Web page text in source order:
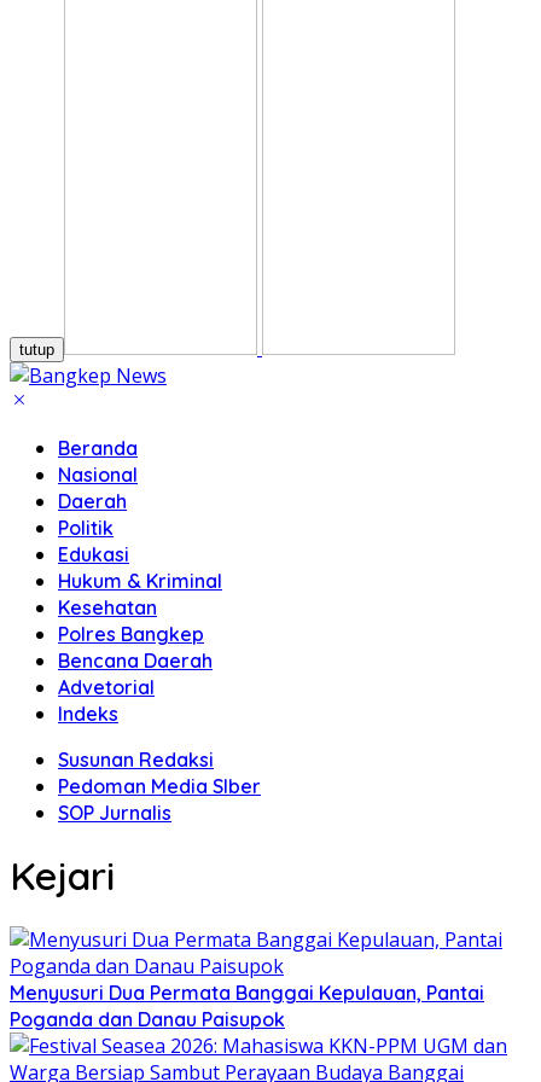
tutup
Beranda
Nasional
Daerah
Politik
Edukasi
Hukum & Kriminal
Kesehatan
Polres Bangkep
Bencana Daerah
Advetorial
Indeks
Susunan Redaksi
Pedoman Media SIber
SOP Jurnalis
Kejari
Menyusuri Dua Permata Banggai Kepulauan, Pantai
Poganda dan Danau Paisupok